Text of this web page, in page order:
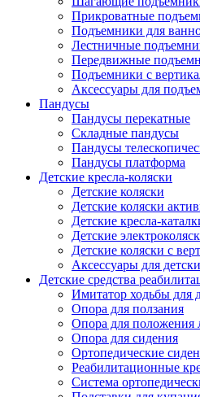
Прикроватные
Подъемники для
Лестничные
Передвижные
Подъемники с
Аксессуары для
Пандусы
Пандусы перекатные
Складные пандусы
Пандусы
Пандусы платформа
Детские кресла-коляски
Детские коляски
Детские коляски
Детские кресла-
Детские
Детские коляски с
Аксессуары для
Детские средства
Имитатор ходьбы для
Опора для ползания
Опора для положения
Опора для сидения
Ортопедические
Реабилитационные
Система